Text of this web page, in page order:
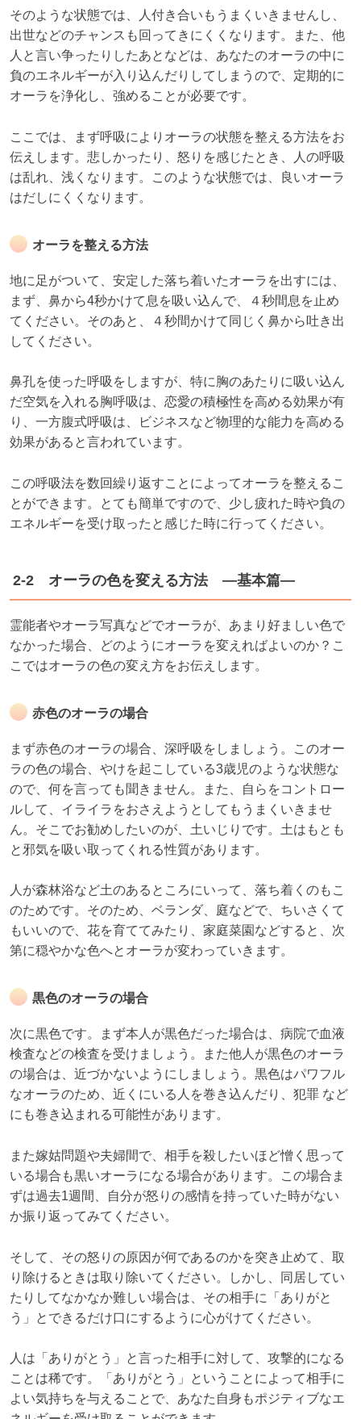
そのような状態では、人付き合いもうまくいきませんし、
出世などのチャンスも回ってきにくくなります。また、他
人と言い争ったりしたあとなどは、あなたのオーラの中に
負のエネルギーが入り込んだりしてしまうので、定期的に
オーラを浄化し、強めることが必要です。
ここでは、まず呼吸によりオーラの状態を整える方法をお
伝えします。悲しかったり、怒りを感じたとき、人の呼吸
は乱れ、浅くなります。このような状態では、良いオーラ
はだしにくくなります。
オーラを整える方法
地に足がついて、安定した落ち着いたオーラを出すには、
まず、鼻から4秒かけて息を吸い込んで、４秒間息を止め
てください。そのあと、４秒間かけて同じく鼻から吐き出
してください。
鼻孔を使った呼吸をしますが、特に胸のあたりに吸い込ん
だ空気を入れる胸呼吸は、恋愛の積極性を高める効果が有
り、一方腹式呼吸は、ビジネスなど物理的な能力を高める
効果があると言われています。
この呼吸法を数回繰り返すことによってオーラを整えるこ
とができます。とても簡単ですので、少し疲れた時や負の
エネルギーを受け取ったと感じた時に行ってください。
2-2 オーラの色を変える方法 ―基本篇―
霊能者やオーラ写真などでオーラが、あまり好ましい色で
なかった場合、どのようにオーラを変えればよいのか？こ
こではオーラの色の変え方をお伝えします。
赤色のオーラの場合
まず赤色のオーラの場合、深呼吸をしましょう。このオー
ラの色の場合、やけを起こしている3歳児のような状態な
ので、何を言っても聞きません。また、自らをコントロー
ルして、イライラをおさえようとしてもうまくいきませ
ん。そこでお勧めしたいのが、土いじりです。土はもとも
と邪気を吸い取ってくれる性質があります。
人が森林浴など土のあるところにいって、落ち着くのもこ
のためです。そのため、ベランダ、庭などで、ちいさくて
もいいので、花を育ててみたり、家庭菜園などすると、次
第に穏やかな色へとオーラが変わっていきます。
黒色のオーラの場合
次に黒色です。まず本人が黒色だった場合は、病院で血液
検査などの検査を受けましょう。また他人が黒色のオーラ
の場合は、近づかないようにしましょう。黒色はパワフル
なオーラのため、近くにいる人を巻き込んだり、犯罪 など
にも巻き込まれる可能性があります。
また嫁姑問題や夫婦間で、相手を殺したいほど憎く思って
いる場合も黒いオーラになる場合があります。この場合ま
ずは過去1週間、自分が怒りの感情を持っていた時がない
か振り返ってみてください。
そして、その怒りの原因が何であるのかを突き止めて、取
り除けるときは取り除いてください。しかし、同居してい
たりしてなかなか難しい場合は、その相手に「ありがと
う」とできるだけ口にするように心がけてください。
人は「ありがとう」と言った相手に対して、攻撃的になる
ことは稀です。「ありがとう」ということによって相手に
よい気持ちを与えることで、あなた自身もポジティブなエ